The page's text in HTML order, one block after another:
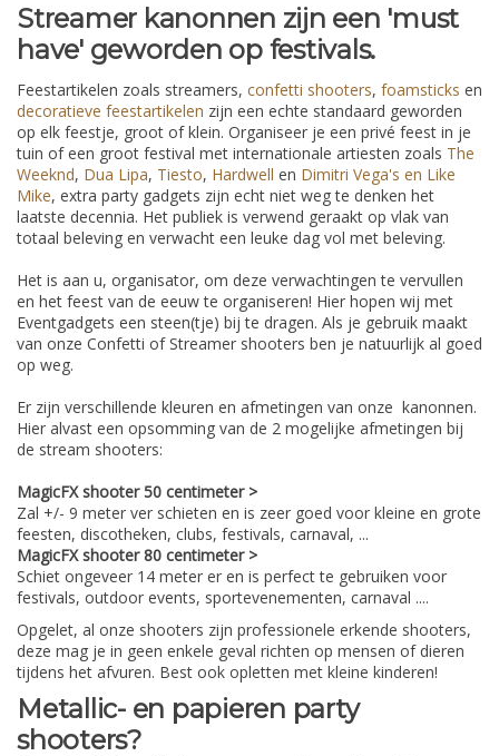
Streamer kanonnen zijn een 'must
have' geworden op festivals.
Feestartikelen zoals streamers, confetti shooters, foamsticks en
decoratieve feestartikelen zijn een echte standaard geworden
op elk feestje, groot of klein. Organiseer je een privé feest in je
tuin of een groot festival met internationale artiesten zoals The
Weeknd, Dua Lipa, Tiesto, Hardwell en Dimitri Vega's en Like
Mike, extra party gadgets zijn echt niet weg te denken het
laatste decennia. Het publiek is verwend geraakt op vlak van
totaal beleving en verwacht een leuke dag vol met beleving.
Het is aan u, organisator, om deze verwachtingen te vervullen
en het feest van de eeuw te organiseren! Hier hopen wij met
Eventgadgets een steen(tje) bij te dragen. Als je gebruik maakt
van onze Confetti of Streamer shooters ben je natuurlijk al goed
op weg.
Er zijn verschillende kleuren en afmetingen van onze kanonnen.
Hier alvast een opsomming van de 2 mogelijke afmetingen bij
de stream shooters:
MagicFX shooter 50 centimeter >
Zal +/- 9 meter ver schieten en is zeer goed voor kleine en grote
feesten, discotheken, clubs, festivals, carnaval, ...
MagicFX shooter 80 centimeter >
Schiet ongeveer 14 meter er en is perfect te gebruiken voor
festivals, outdoor events, sportevenementen, carnaval ....
Opgelet, al onze shooters zijn professionele erkende shooters,
deze mag je in geen enkele geval richten op mensen of dieren
tijdens het afvuren. Best ook opletten met kleine kinderen!
Metallic- en papieren party
shooters?